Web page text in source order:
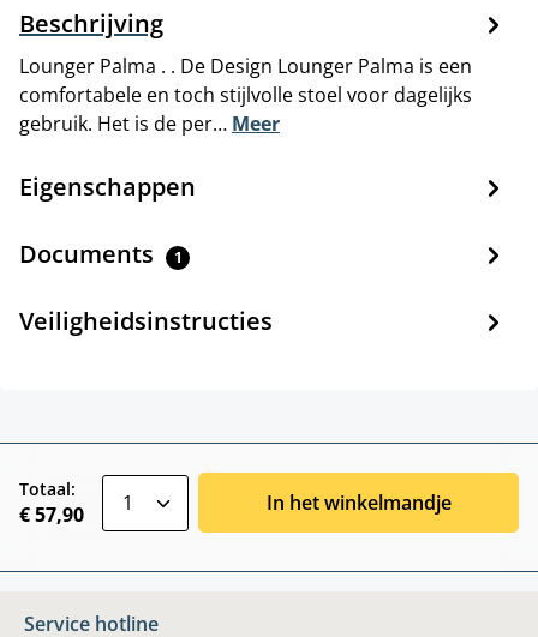
Beschrijving
Lounger Palma . . De Design Lounger Palma is een
comfortabele en toch stijlvolle stoel voor dagelijks
gebruik. Het is de per… Meer
Eigenschappen
Documents 1
Veiligheidsinstructies
Totaal:
€ 57,90 In het winkelmandje
Service hotline